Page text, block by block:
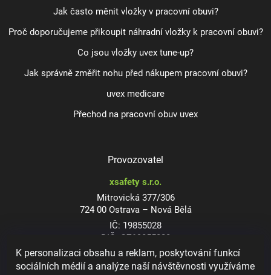
K personalizaci obsahu a reklam, poskytování funkcí
sociálních médií a analýze naší návštěvnosti využíváme
Jak často měnit vložky v pracovní obuvi?
Proč doporučujeme přikoupit náhradní vložky k pracovní obuvi?
Co jsou vložky uvex tune-up?
Jak správně změřit nohu před nákupem pracovní obuvi?
uvex medicare
Přechod na pracovní obuv uvex
Provozovatel
xsafety s.r.o.
Mitrovická 377/306
724 00 Ostrava – Nová Bělá
IČ: 19855028
DIČ: CZ19855028